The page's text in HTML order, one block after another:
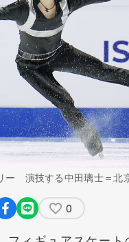
演技する中田璃士＝北
0